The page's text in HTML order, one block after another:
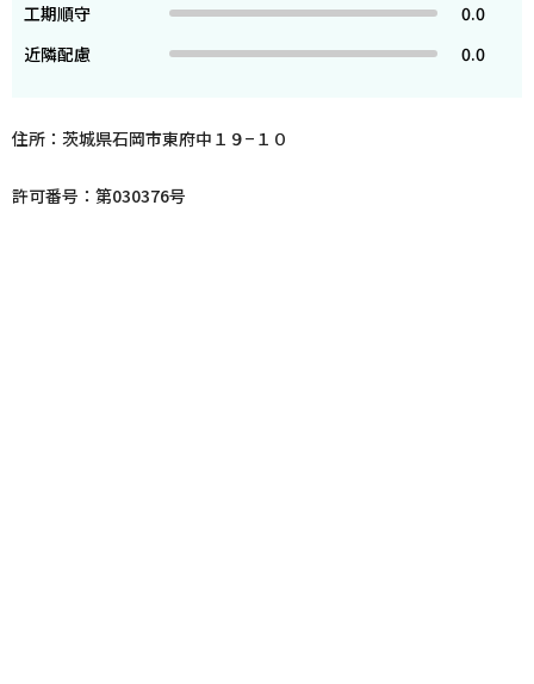
工期順守
0.0
近隣配慮
0.0
住所：茨城県石岡市東府中１９−１０
許可番号：第030376号